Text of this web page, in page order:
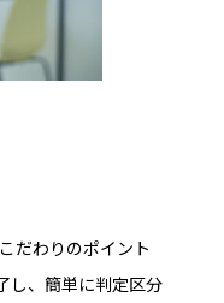
こだわりのポイント
し、簡単に判定区分